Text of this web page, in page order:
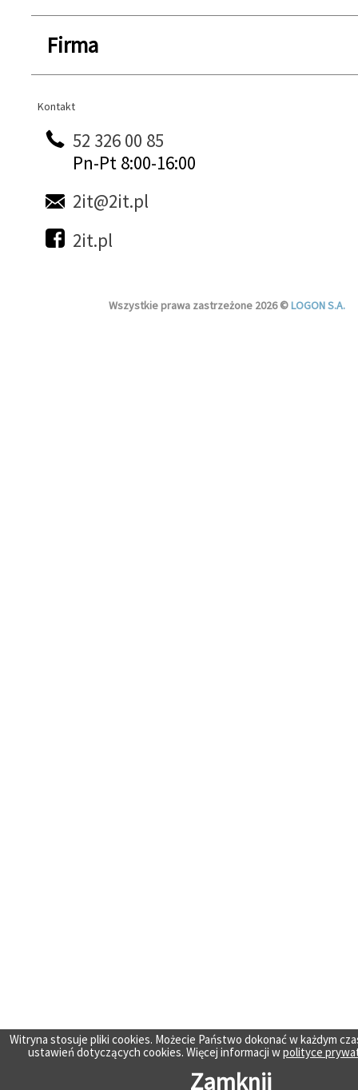
Firma
Kontakt
Kontakt
52 326 00 85
Pn-Pt 8:00-16:00
2it@2it.pl
2it.pl
Wszystkie prawa zastrzeżone 2026 ©LOGON S.A.
Witryna stosuje pliki cookies. Możecie Państwo dokonać w każdym
ustawień dotyczących cookies. Więcej informacji wpolityce
Zamknij